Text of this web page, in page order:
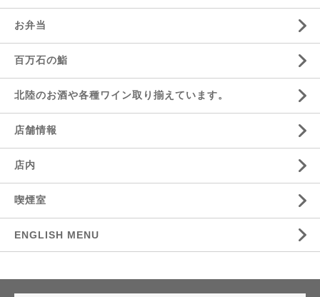
お弁当
百万石の鮨
北陸のお酒や各種ワイン取り揃えています。
店舗情報
店内
喫煙室
ENGLISH MENU